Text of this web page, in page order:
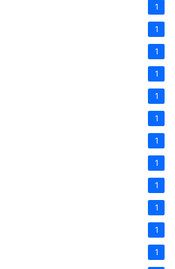
1
1
1
1
1
1
1
1
1
1
1
1